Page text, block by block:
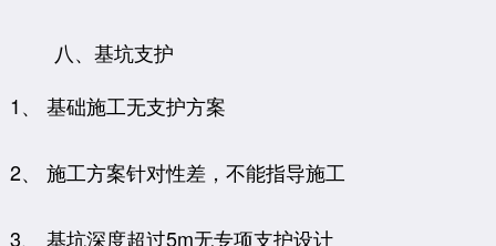
八、基坑支护
1、 基础施工无支护方案
2、 施工方案针对性差，不能指导施工
3、 基坑深度超过5m无专项支护设计